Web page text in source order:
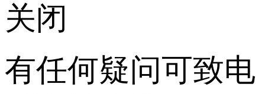
关闭
有任何疑问可致电